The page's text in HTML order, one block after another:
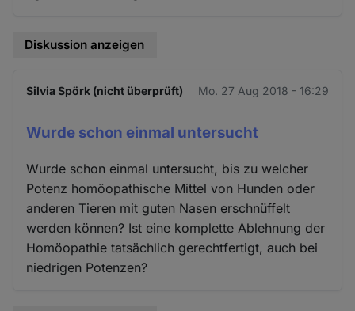
Diskussion anzeigen
Silvia Spörk (nicht überprüft) Mo. 27 Aug 2018 - 16:29
Wurde schon einmal untersucht
Wurde schon einmal untersucht, bis zu welcher
Potenz homöopathische Mittel von Hunden oder
anderen Tieren mit guten Nasen erschnüffelt
werden können? Ist eine komplette Ablehnung der
Homöopathie tatsächlich gerechtfertigt, auch bei
niedrigen Potenzen?